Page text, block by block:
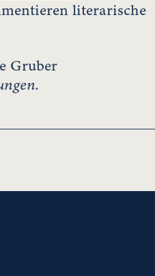
literarische
Gruber